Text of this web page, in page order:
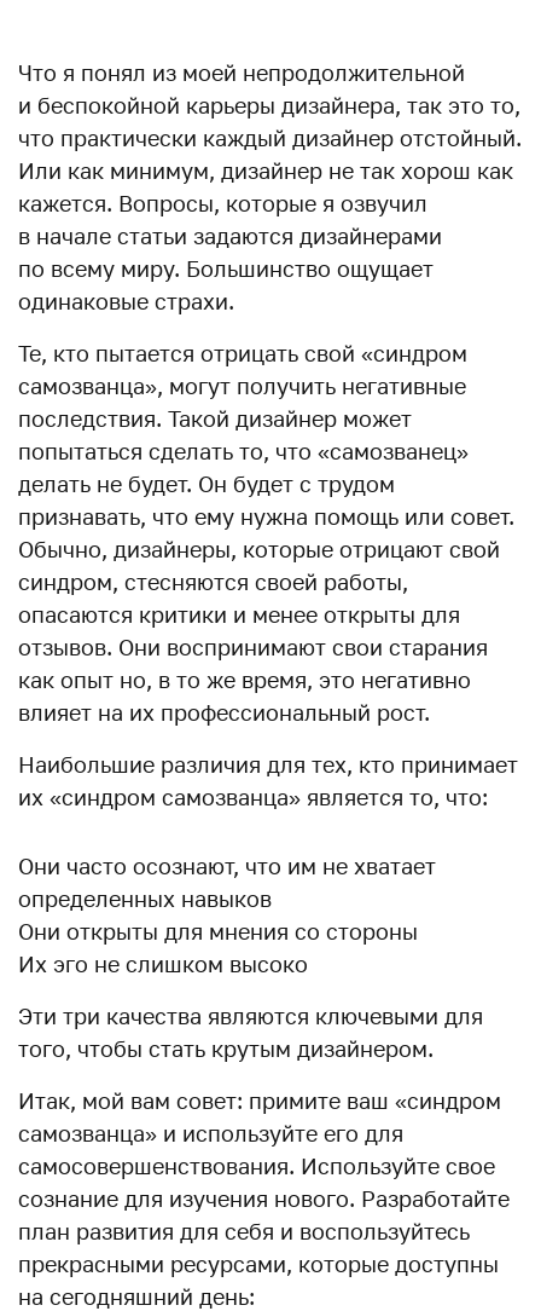
Что я понял из моей непродолжительной
и беспокойной карьеры дизайнера, так это то,
что практически каждый дизайнер отстойный.
Или как минимум, дизайнер не так хорош как
кажется. Вопросы, которые я озвучил
в начале статьи задаются дизайнерами
по всему миру. Большинство ощущает
одинаковые страхи.
Те, кто пытается отрицать свой «синдром
самозванца», могут получить негативные
последствия. Такой дизайнер может
попытаться сделать то, что «самозванец»
делать не будет. Он будет с трудом
признавать, что ему нужна помощь или совет.
Обычно, дизайнеры, которые отрицают свой
синдром, стесняются своей работы,
опасаются критики и менее открыты для
отзывов. Они воспринимают свои старания
как опыт но, в то же время, это негативно
влияет на их профессиональный рост.
Наибольшие различия для тех, кто принимает
их «синдром самозванца» является то, что:
Они часто осознают, что им не хватает
определенных навыков
Они открыты для мнения со стороны
Их эго не слишком высоко
Эти три качества являются ключевыми для
того, чтобы стать крутым дизайнером.
Итак, мой вам совет: примите ваш «синдром
самозванца» и используйте его для
самосовершенствования. Используйте свое
сознание для изучения нового. Разработайте
план развития для себя и воспользуйтесь
прекрасными ресурсами, которые доступны
на сегодняшний день: